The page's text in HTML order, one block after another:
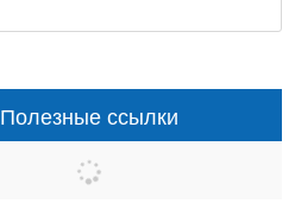
Полезные ссылки